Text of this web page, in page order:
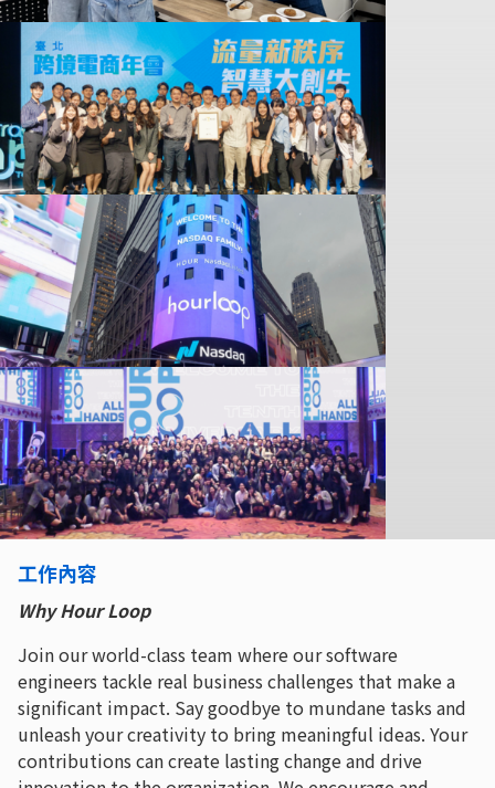
工作內容
Why Hour Loop
Join our world-class team where our software
engineers tackle real business challenges that make a
significant impact. Say goodbye to mundane tasks and
unleash your creativity to bring meaningful ideas. Your
contributions can create lasting change and drive